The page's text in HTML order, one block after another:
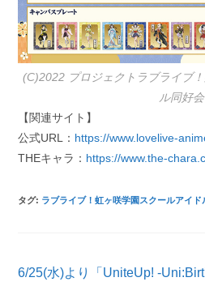
(C)2022 プロジェクトラブライブ
ル同好会
【関連サイト】
公式URL： https://www.lovelive-
THEキャラ： https://www.the-
タグ: ラブライブ！虹ヶ咲学園スクールアイド
の
6/25(水)より「UniteUp! -